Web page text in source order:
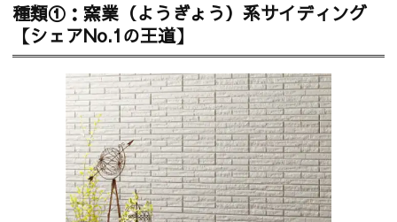
種類①：窯業（ようぎょう）系サイディング
【シェアNo.1の王道】